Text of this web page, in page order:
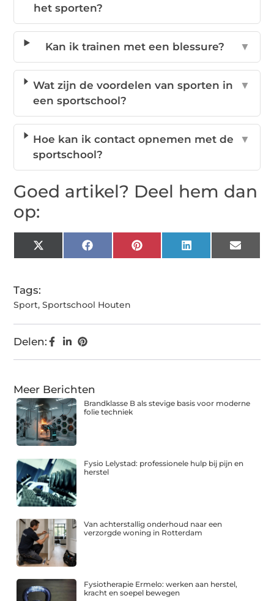
het sporten?
Kan ik trainen met een blessure? ▼
Wat zijn de voordelen van sporten in
een sportschool?
▼
Hoe kan ik contact opnemen met de
sportschool?
▼
Goed artikel? Deel hem dan
op:
X
(Twitter)
FacebookPinterestLinkedIn Email
Tags:
Sport,Sportschool Houten
Delen:
Meer Berichten
Brandklasse B als stevige basis voor moderne
folie techniek
Fysio Lelystad: professionele hulp bij pijn en
herstel
Van achterstallig onderhoud naar een
verzorgde woning in Rotterdam
Fysiotherapie Ermelo: werken aan herstel,
kracht en soepel bewegen